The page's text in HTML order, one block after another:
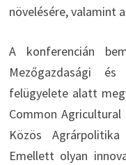
növelésére, valamint
A konferencián
Mezőgazdasági és
felügyelete alatt
Common
Közös
Emellett olyan